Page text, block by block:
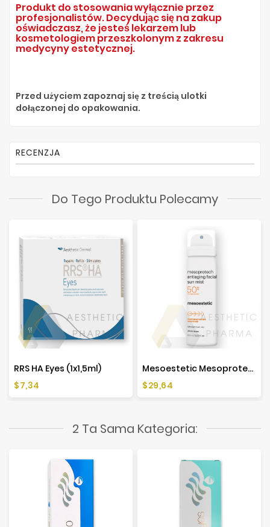
Produkt do stosowania wyłącznie przez
profesjonalistów. Decydując się na zakup
oświadczasz, że jesteś lekarzem lub
kosmetologiem przeszkolonym z zakresu
medycyny estetycznej.
Przed użyciem zapoznaj się z treścią ulotki
dołączonej do opakowania.
RECENZJA
Do Tego Produktu Polecamy
RRS HA Eyes (1x1,5ml)
Cena
$7,34
Mesoestetic Mesoprotech Antiaging Facial Sun Mist SPF 50+ - 60ml
Cena
$29,64
2 Ta Sama Kategoria: